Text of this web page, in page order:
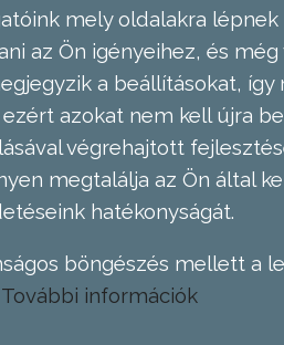
mely oldalakra
az Ön igényeihez, és
a beállításokat,
azokat nem kell újra
végrehajtott
megtalálja az Ön által
hatékonyságát.
böngészés mellett a
További információk